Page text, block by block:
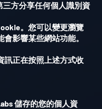
方分享任何個人識別資
。您可以變更瀏覽
會影響某些網站功能。
訊正在按照上述方式收
儲存的您的個人資